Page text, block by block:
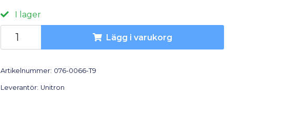
I lager
Lägg i varukorg
Artikelnummer: 076-0066-T9
Leverantör: Unitron